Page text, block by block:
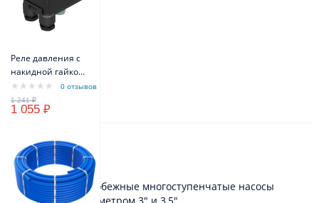
Реле давления с
накидной гайкой
VODOS PM/5 1/4" -
FG 16A(10A) IP44
0 отзывов
1 055 ₽
Описание
ТИП
Погружные центробежные многоступенчатые насосы